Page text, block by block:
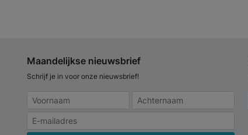
Maandelijkse nieuwsbrief
Schrijf je in voor onze nieuwsbrief!